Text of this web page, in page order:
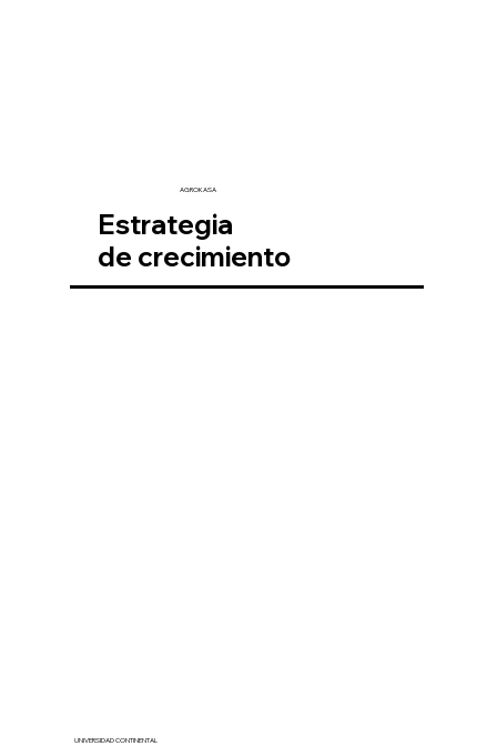
UNIVERSIDAD CONTINENTAL
AGROKASA
Estrategia
de crecimiento